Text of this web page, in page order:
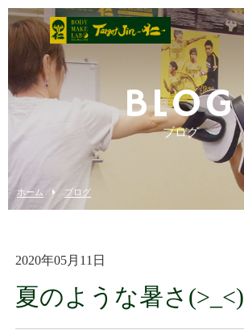
BLOG
ブログ
ホーム ブログ
2020年05月11日
夏のような暑さ(>_<)